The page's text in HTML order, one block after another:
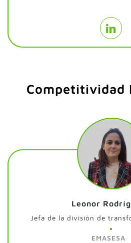
Competitividad
Leonor
Jefa de la división de
EMASESA